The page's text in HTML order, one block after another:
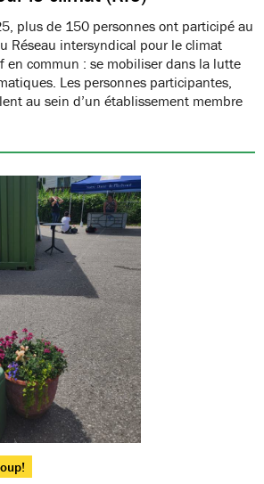
plus de 150 personnes ont participé au
Réseau intersyndical pour le climat
en commun : se mobiliser dans la lutte
Les personnes participantes,
au sein d’un établissement membre